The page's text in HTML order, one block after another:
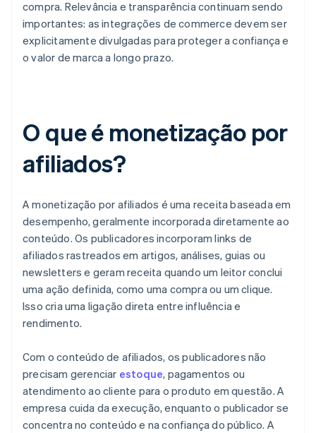
compra. Relevância e transparência continuam sendo
importantes: as integrações de commerce devem ser
explicitamente divulgadas para proteger a confiança e
o valor de marca a longo prazo.
O que é monetização por
afiliados?
A monetização por afiliados é uma receita baseada em
desempenho, geralmente incorporada diretamente ao
conteúdo. Os publicadores incorporam links de
afiliados rastreados em artigos, análises, guias ou
newsletters e geram receita quando um leitor conclui
uma ação definida, como uma compra ou um clique.
Isso cria uma ligação direta entre influência e
rendimento.
Com o conteúdo de afiliados, os publicadores não
precisam gerenciar estoque, pagamentos ou
atendimento ao cliente para o produto em questão. A
empresa cuida da execução, enquanto o publicador se
concentra no conteúdo e na confiança do público. A